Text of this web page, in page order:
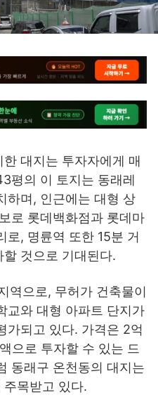
대지는 투자자에게 매
평의 이 토지는 동래레
하며, 인근에는 대형 상
로 롯데백화점과 롯데마
로, 명륜역 또한 15분 거
것으로 기대된다.
역으로, 무허가 건축물이
교와 대형 아파트 단지가
가되고 있다. 가격은 2억
으로 투자할 수 있는 드
동래구 온천동의 대지는
목받고 있다.